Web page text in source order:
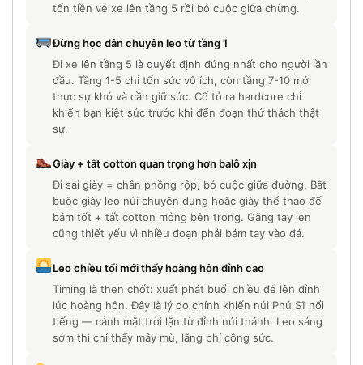
tốn tiền vé xe lên tầng 5 rồi bỏ cuộc giữa chừng.
Đừng học dân chuyên leo từ tầng 1
Đi xe lên tầng 5 là quyết định đúng nhất cho người lần
đầu. Tầng 1-5 chỉ tốn sức vô ích, còn tầng 7-10 mới
thực sự khó và cần giữ sức. Cố tỏ ra hardcore chỉ
khiến bạn kiệt sức trước khi đến đoạn thử thách thật
sự.
Giày + tất cotton quan trọng hơn balô xịn
Đi sai giày = chân phồng rộp, bỏ cuộc giữa đường. Bắt
buộc giày leo núi chuyên dụng hoặc giày thể thao đế
bám tốt + tất cotton mỏng bên trong. Găng tay len
cũng thiết yếu vì nhiều đoạn phải bám tay vào đá.
Leo chiều tối mới thấy hoàng hôn đỉnh cao
Timing là then chốt: xuất phát buổi chiều để lên đỉnh
lúc hoàng hôn. Đây là lý do chính khiến núi Phú Sĩ nổi
tiếng — cảnh mặt trời lặn từ đỉnh núi thánh. Leo sáng
sớm thì chỉ thấy mây mù, lãng phí công sức.